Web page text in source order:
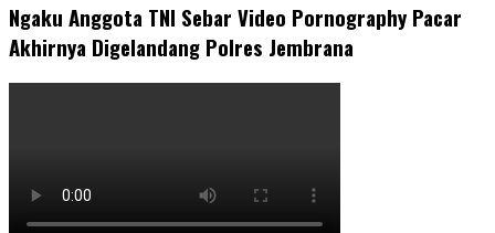
Ngaku Anggota TNI Sebar Video Pornography Pacar
Akhirnya Digelandang Polres Jembrana